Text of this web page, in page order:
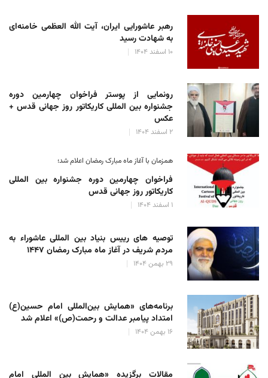
رهبر عاشورایی ایران، آیت الله العظمی خامنه‌ای
به شهادت رسید
۱۰ اسفند ۱۴۰۴
رونمایی از پوستر فراخوان چهارمین دوره
جشنواره بین المللی کاریکاتور روز جهانی قدس +
عکس
۲ اسفند ۱۴۰۴
همزمان با آغاز ماه مبارک رمضان اعلام شد؛
فراخوان چهارمین دوره جشنواره بین المللی
کاریکاتور روز جهانی قدس
۱ اسفند ۱۴۰۴
توصیه های رییس بنیاد بین المللی عاشوراء به
مردم شریف در آغاز ماه مبارک رمضان ۱۴۴۷
۲۹ بهمن ۱۴۰۴
برنامه‌های «همایش بین‌المللی امام حسین(ع)
امتداد پیامبر عدالت و رحمت(ص)» اعلام شد
۱۶ بهمن ۱۴۰۴
مقالات برگزیده «همایش بین المللی امام